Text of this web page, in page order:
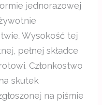
jednorazowej
Wysokość tej
pełnej składce
Członkostwo
skutek
na piśmie